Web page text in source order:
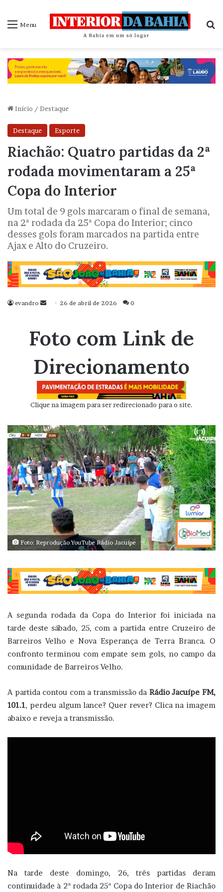
Menu
Início / Destaque
Destaque Esporte
Riachão: Quatro partidas da 2ª
rodada movimentaram a 25ª
Copa do Interior
Um total de 9 gols marcaram o final de semana,
na 2ª rodada da 25ª Copa do Interior; cinco
desses gols foram marcados na partida entre
Ajax e Alto do Cruzeiro.
evandro
Mande
mail
26 de abril de 2026 0
Foto com Link de
Direcionamento
Clique na imagem para ser redirecionado para o site.
Foto: Reprodução YouTube Rádio Jacuípe
A segunda rodada da Copa do Interior foi iniciada na
tarde deste sábado, 25, com a partida entre Cruzeiro de
Barreiros Velho e Nova Esperança de Terra Branca. O
confronto terminou com empate sem gols, no campo da
comunidade de Barreiros Velho.
A partida contou com a transmissão da Rádio Jacuípe FM,
101.1, perdeu algum lance? Quer rever? Clica na imagem
abaixo e reveja a transmissão.
Na tarde deste domingo, 26, três partidas deram
continuidade à 2ª rodada 25ª Copa do Interior de Riachão